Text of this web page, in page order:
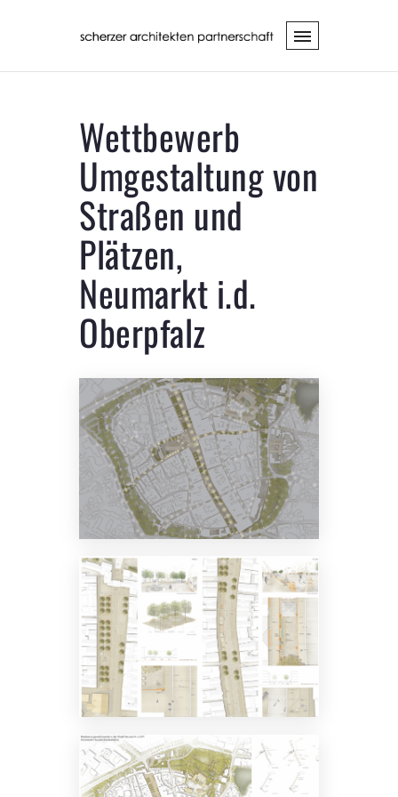
Wettbewerb
Umgestaltung von
Straßen und
Plätzen,
Neumarkt i.d.
Oberpfalz